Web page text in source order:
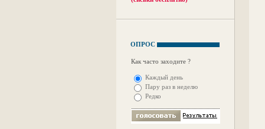
ОПРОС
Как часто заходите ?
Каждый день
Пару раз в неделю
Редко